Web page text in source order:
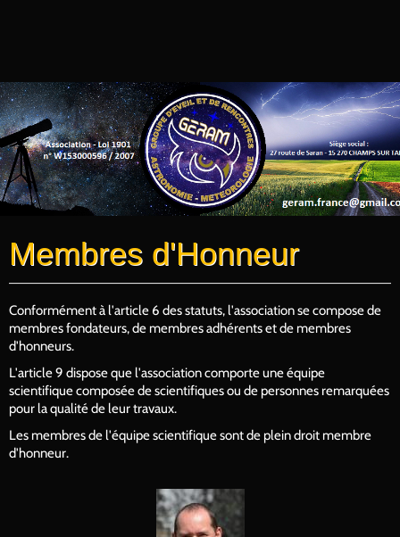
Membres d'Honneur
Conformément à l'article 6 des statuts, l'association se compose de
membres fondateurs, de membres adhérents et de membres
d'honneurs.
L'article 9 dispose que l'association comporte une équipe
scientifique composée de scientifiques ou de personnes remarquées
pour la qualité de leur travaux.
Les membres de l'équipe scientifique sont de plein droit membre
d'honneur.